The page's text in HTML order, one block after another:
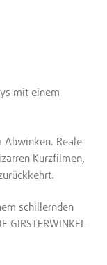
mit einem
Abwinken. Reale
Kurzfilmen,
schillernden